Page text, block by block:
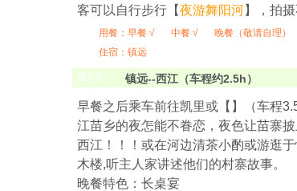
客可以自行步行【夜游舞阳河】，拍摄
用餐： 早餐 √ 中餐 √
晚餐（敬请自理）
住宿：镇远
第4天 镇远--西江（车程约2.5h）
早餐之后乘车前往凯里或【 】（车程
江苗乡的夜怎能不眷恋，夜色让苗寨
西江！！！或在河边清茶小酌或游逛
木楼,听主人家讲述他们的村寨故事。
晚餐特色：长桌宴